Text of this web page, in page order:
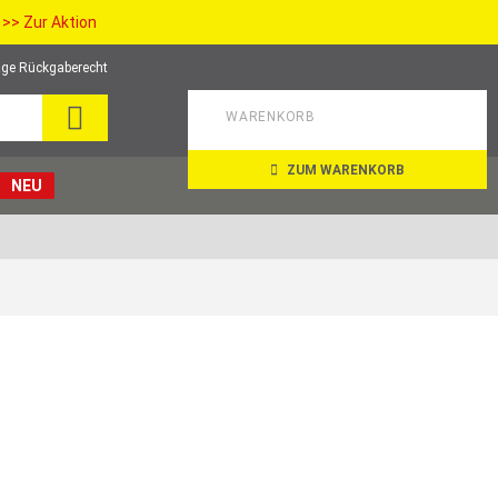
>> Zur Aktion
Rückgaberecht
WARENKORB
ZUM WARENKORB
NEU